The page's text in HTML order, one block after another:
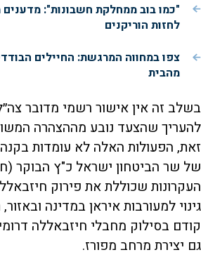
"כמו בוב ממחלקת חשבונות": מדענים
לחזות הוריקנים
צפו במחווה המרגשת: החיילים
מהבית
בשלב זה אין אישור רשמי מדובר
להעריך שהצעד נובע מההצהרה
זאת, הפעולות האלה לא עומדות
של שר הביטחון ישראל כ"ץ הבוקר
העקרונות שכוללת את פירוק
גינוי למעורבות איראן במדינה
קודם בסילוק מחבלי חיזבאללה
גם יצירת מרחב מפורז.